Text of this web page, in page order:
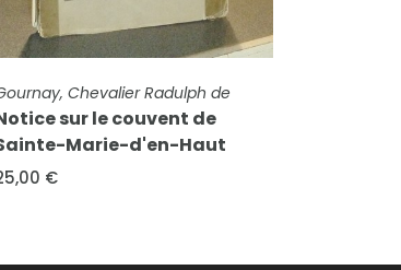
Anonyme (Charvaz, Mgr André,
évêque de Pignerol)
Recherches historiques sur la
et sur le caractère de leurs...